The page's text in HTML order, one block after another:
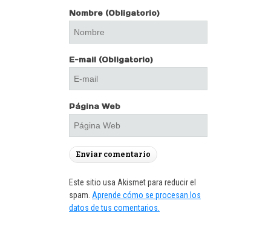
Nombre (Obligatorio)
E-mail (Obligatorio)
Página Web
Este sitio usa Akismet para reducir el
spam. Aprende cómo se procesan los
datos de tus comentarios.